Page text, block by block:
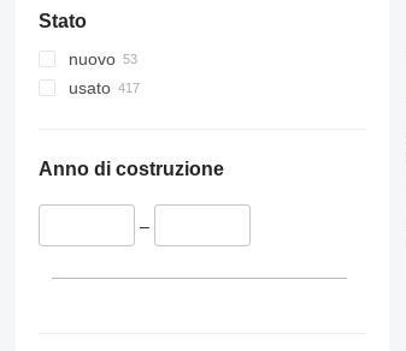
Stato
nuovo
usato
Anno di costruzione
–